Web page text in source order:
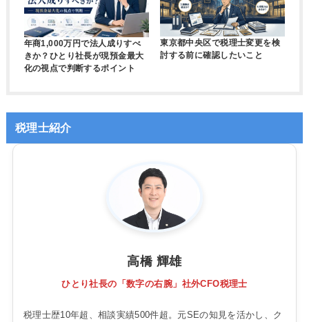
年商1,000万円で法人成りすべ
きか？ひとり社長が現預金最大
化の視点で判断するポイント
東京都中央区で税理士変更を検
討する前に確認したいこと
税理士紹介
高橋 輝雄
ひとり社長の「数字の右腕」社外CFO税理士
税理士歴10年超、相談実績500件超。元SEの知見を活かし、ク